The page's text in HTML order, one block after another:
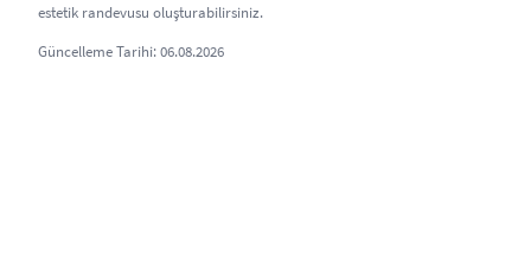
estetik randevusu oluşturabilirsiniz.
Güncelleme Tarihi: 06.08.2026